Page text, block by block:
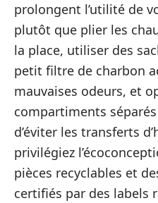
prolongent l’utilité de
plutôt que plier les
la place, utiliser des
petit filtre de charbon
mauvaises odeurs, et
compartiments
d’éviter les transferts
privilégiez
pièces recyclables et
certifiés par des labels